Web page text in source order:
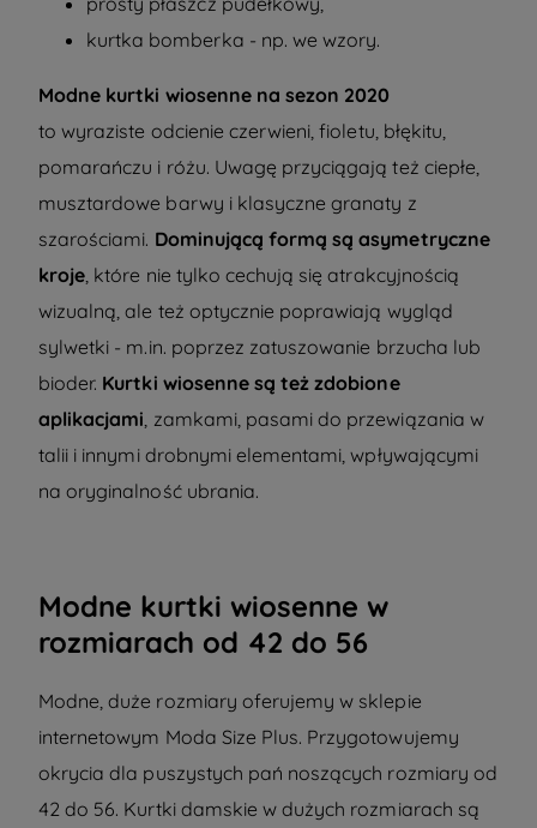
kurtka bomberka - np. we wzory.
Modne kurtki wiosenne na sezon 2020
to wyraziste odcienie czerwieni, fioletu, błękitu,
pomarańczu i różu. Uwagę przyciągają też ciepłe,
musztardowe barwy i klasyczne granaty z
szarościami. Dominującą formą są asymetryczne
kroje , które nie tylko cechują się atrakcyjnością
wizualną, ale też optycznie poprawiają wygląd
sylwetki - m.in. poprzez zatuszowanie brzucha lub
bioder. Kurtki wiosenne są też zdobione
aplikacjami , zamkami, pasami do przewiązania w
talii i innymi drobnymi elementami, wpływającymi
na oryginalność ubrania.
Modne kurtki wiosenne w
rozmiarach od 42 do 56
Modne, duże rozmiary oferujemy w sklepie
internetowym Moda Size Plus. Przygotowujemy
okrycia dla puszystych pań noszących rozmiary od
42 do 56. Kurtki damskie w dużych rozmiarach są